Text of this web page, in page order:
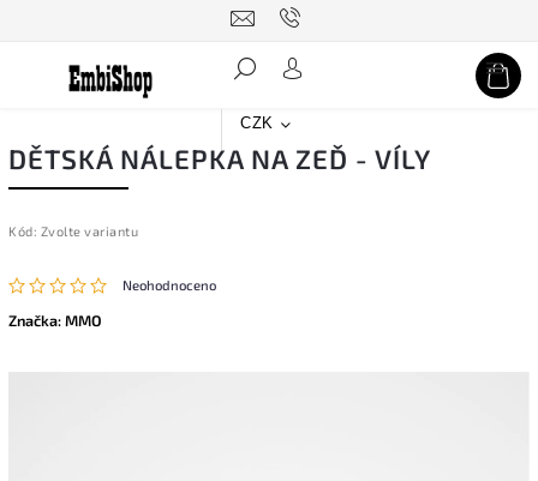
CZK
Hledat
DĚTSKÁ NÁLEPKA NA ZEĎ - VÍLY
Kód: Zvolte variantu
Neohodnoceno
Značka:MMO